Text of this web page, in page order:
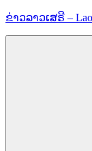
Skip
content
ຂ່າວລາວເສຣີ – Lao